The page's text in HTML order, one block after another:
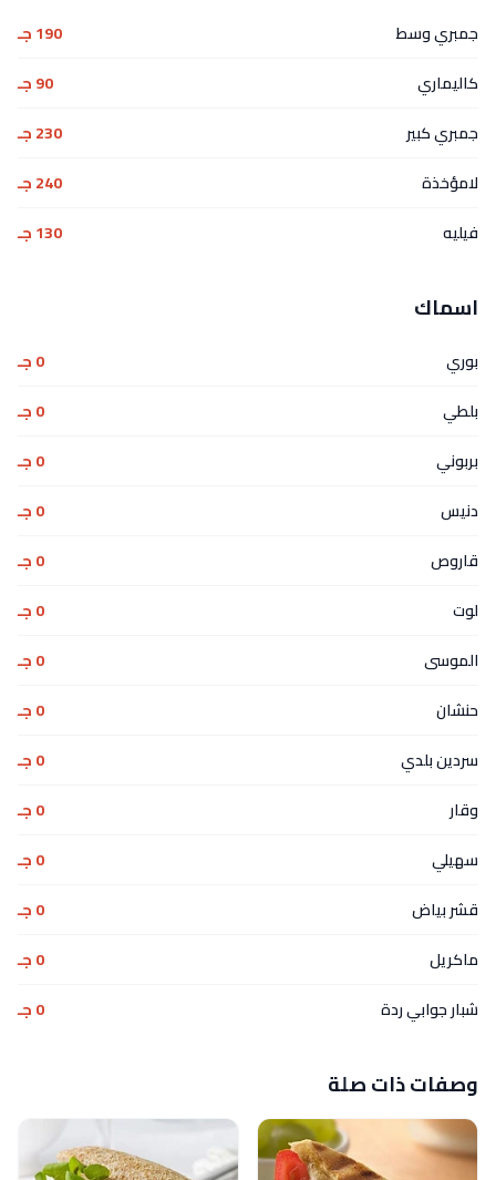
جمبري وسط
190 جـ
كاليماري
90 جـ
جمبري كبير
230 جـ
لامؤخذة
240 جـ
فيليه
130 جـ
اسماك
بوري
0 جـ
بلطي
0 جـ
بربوني
0 جـ
دنيس
0 جـ
قاروص
0 جـ
لوت
0 جـ
الموسى
0 جـ
حنشان
0 جـ
سردين بلدي
0 جـ
وقار
0 جـ
سهيلي
0 جـ
قشر بياض
0 جـ
ماكريل
0 جـ
شبار جوابي ردة
0 جـ
وصفات ذات صلة